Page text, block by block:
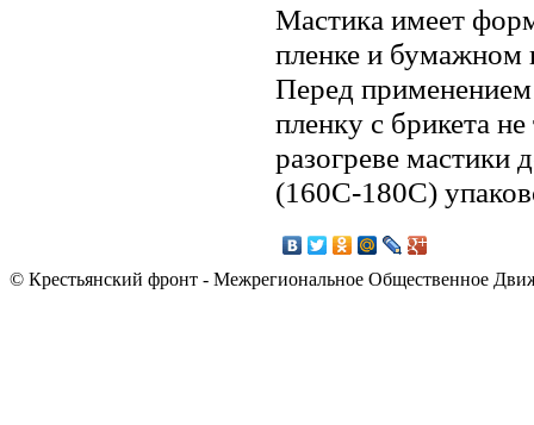
Мастика имеет
пленке и бумажном
Перед
пленку с брикета
разогреве мастики
(160С-180С)
© Крестьянский фронт - Межрегиональное Общественное